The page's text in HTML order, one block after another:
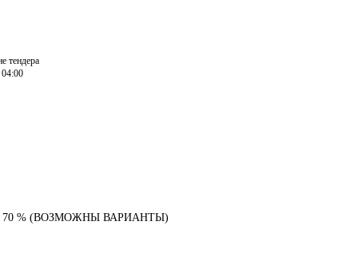
тендера
70 % (ВОЗМОЖНЫ ВАРИАНТЫ)